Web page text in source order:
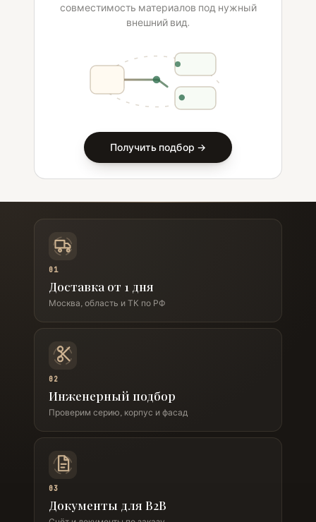
совместимость материалов под нужный
внешний вид.
Получить подбор →
01
Доставка от 1 дня
Москва, область и ТК по РФ
02
Инженерный подбор
Проверим серию, корпус и фасад
03
Документы для B2B